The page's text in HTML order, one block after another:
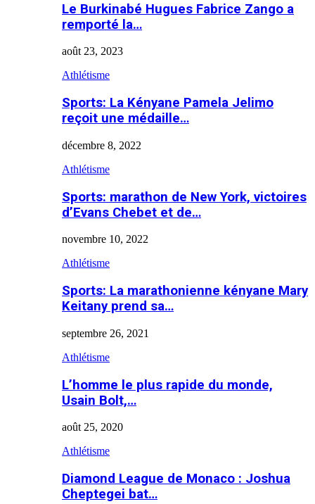
Le Burkinabé Hugues Fabrice Zango a
remporté la…
août 23, 2023
Athlétisme
Sports: La Kényane Pamela Jelimo
reçoit une médaille…
décembre 8, 2022
Athlétisme
Sports: marathon de New York, victoires
d’Evans Chebet et de…
novembre 10, 2022
Athlétisme
Sports: La marathonienne kényane Mary
Keitany prend sa…
septembre 26, 2021
Athlétisme
L’homme le plus rapide du monde,
Usain Bolt,…
août 25, 2020
Athlétisme
Diamond League de Monaco : Joshua
Cheptegei bat…